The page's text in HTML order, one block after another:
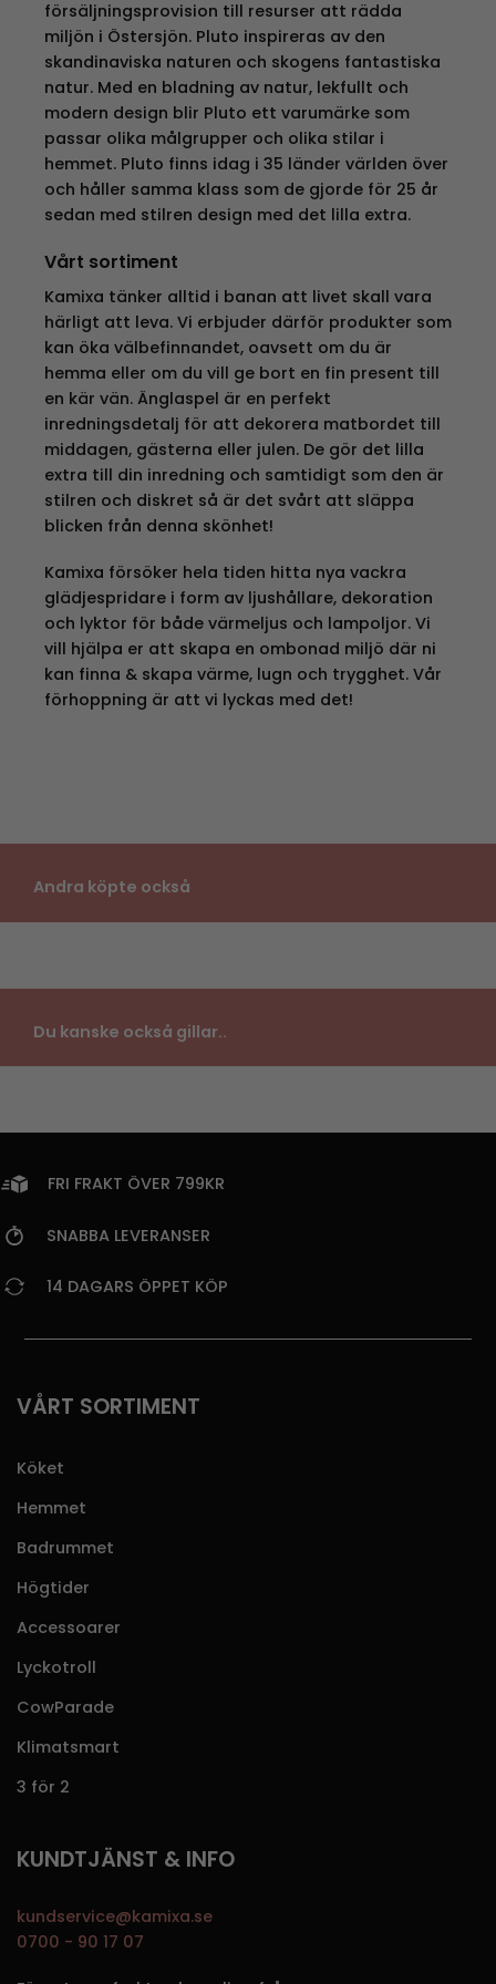
försäljningsprovision till resurser att rädda
miljön i Östersjön. Pluto inspireras av den
skandinaviska naturen och skogens fantastiska
natur. Med en bladning av natur, lekfullt och
modern design blir Pluto ett varumärke som
passar olika målgrupper och olika stilar i
hemmet. Pluto finns idag i 35 länder världen över
och håller samma klass som de gjorde för 25 år
sedan med stilren design med det lilla extra.
Vårt sortiment
Kamixa tänker alltid i banan att livet skall vara
härligt att leva. Vi erbjuder därför produkter som
kan öka välbefinnandet, oavsett om du är
hemma eller om du vill ge bort en fin present till
en kär vän. Änglaspel är en perfekt
inredningsdetalj för att dekorera matbordet till
middagen, gästerna eller julen. De gör det lilla
extra till din inredning och samtidigt som den är
stilren och diskret så är det svårt att släppa
blicken från denna skönhet!
Kamixa försöker hela tiden hitta nya vackra
glädjespridare i form av ljushållare, dekoration
och lyktor för både värmeljus och lampoljor. Vi
vill hjälpa er att skapa en ombonad miljö där ni
kan finna & skapa värme, lugn och trygghet. Vår
förhoppning är att vi lyckas med det!
Andra köpte också
Du kanske också gillar..
FRI FRAKT ÖVER 799KR
SNABBA LEVERANSER
14 DAGARS ÖPPET KÖP
VÅRT SORTIMENT
Köket
Hemmet
Badrummet
Högtider
Accessoarer
Lyckotroll
CowParade
Klimatsmart
3 för 2
KUNDTJÄNST & INFO
kundservice@kamixa.se
0700 - 90 17 07